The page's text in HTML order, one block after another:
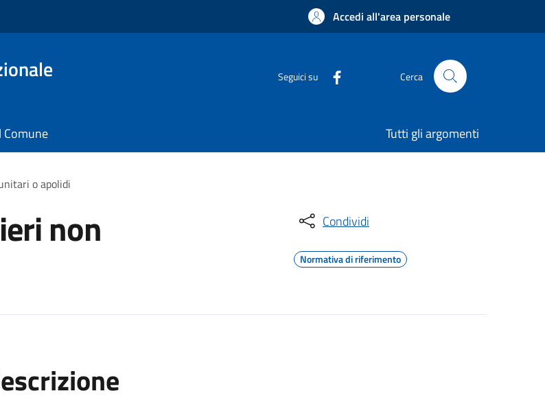
Accedi all'area personale
Seguici su Cerca
Comune Tutti gli argomenti
o apolidi
non Condividi
Normativa di riferimento